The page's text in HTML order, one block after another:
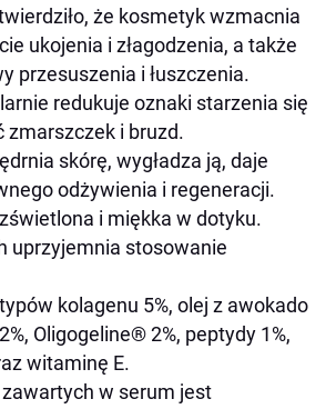
że kosmetyk wzmacnia
ukojenia i złagodzenia, a także
przesuszenia i łuszczenia.
redukuje oznaki starzenia się
zmarszczek i bruzd.
skórę, wygładza ją, daje
odżywienia i regeneracji.
i miękka w dotyku.
uprzyjemnia stosowanie
kolagenu 5%, olej z awokado
Oligogeline®2%, peptydy 1%,
witaminę E.
zawartych w serum jest